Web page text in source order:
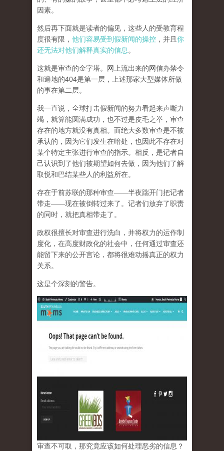
因素。
然后再下面就是读者的偏见，这些人的受教育程
度很有限， 他们容易受到假新闻的操控 ，并且 你
还无法对他们解释真实的信息 。
这就是审查的金字塔。网上流出来的网信办禁令
和遍地的404是第一层，上述那家大型媒体所做
的事在第二层。
我一直说，全球打击假新闻的努力看起来声嘶力
竭，就算能圆满成功，也不过是皮毛之举，审查
存在的地方就没有真相。而绝大多数审查是不被
承认的，因为它们发生在暗处，也因此不存在对
某个特定主张进行审查的指示。相反，是记者自
己认识到了他们被期望如何去做，因为他们了解
取悦和巴结某些人的利益所在。
存在于前苏联的那种审查——半夜踹开门把记者
带走——现在被倒转过来了。记者们放弃了职责
的同时，就把真相带走了。
政权很擅长对审查进行洗白，并将权力的运作制
度化，在高度财政化的社会中，任何通过审查还
能留下来的公开言论，都将很难动摇真正的权力
关系。
这是个深刻的警告。
审查不可取，那究竟应该如何处理恶劣的信息？